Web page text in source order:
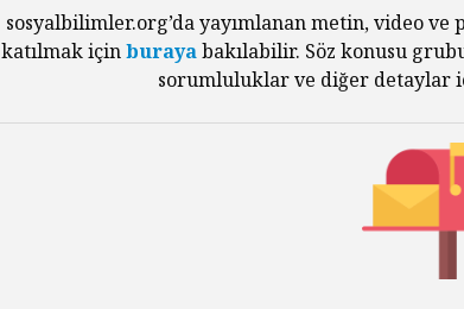
sosyalbilimler.org’da yayımlanan metin, video ve
katılmak içinburayabakılabilir. Söz konusu
sorumluluklar ve diğer detaylar